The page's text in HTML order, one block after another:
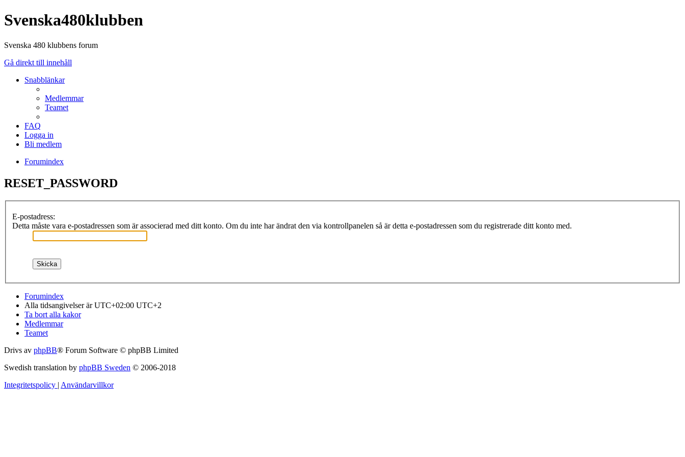
Svenska480klubben
Svenska 480 klubbens forum
Gå direkt till innehåll
Snabblänkar
Medlemmar
Teamet
FAQ
Logga in
Bli medlem
Forumindex
RESET_PASSWORD
E-postadress:
Detta måste vara e-postadressen som är associerad med ditt konto. Om du inte har ändrat den via kontrollpanelen så är detta e-postadressen som du registrerade ditt konto med.
Forumindex
Alla tidsangivelser är UTC+02:00 UTC+2
Ta bort alla kakor
Medlemmar
Teamet
Drivs av phpBB® Forum Software © phpBB Limited
Swedish translation by phpBB Sweden © 2006-2018
Integritetspolicy | Användarvillkor